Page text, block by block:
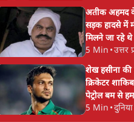
अतीक अहमद
सड़क हादसे में
मिलने जा रहे थे
5 Min •उत्तर
शेख हसीना की
क्रिकेटर
पेट्रोल बम से
5 Min •दुनिया